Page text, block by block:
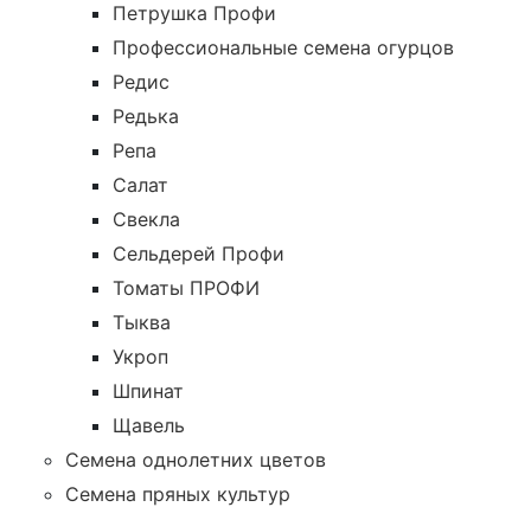
Петрушка Профи
Профессиональные семена огурцов
Редис
Редька
Репа
Салат
Свекла
Сельдерей Профи
Томаты ПРОФИ
Тыква
Укроп
Шпинат
Щавель
Семена однолетних цветов
Семена пряных культур